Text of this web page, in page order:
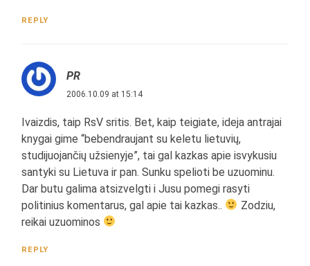
REPLY
PR
2006.10.09 at 15:14
Ivaizdis, taip RsV sritis. Bet, kaip teigiate, ideja antrajai
knygai gime “bebendraujant su keletu lietuvių,
studijuojančių užsienyje”, tai gal kazkas apie isvykusiu
santyki su Lietuva ir pan. Sunku spelioti be uzuominu.
Dar butu galima atsizvelgti i Jusu pomegi rasyti
politinius komentarus, gal apie tai kazkas..
Zodziu,
reikai uzuominos
REPLY